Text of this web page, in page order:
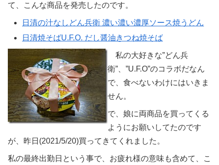
て、こんな商品を発売したのです。
日清の汁なしどん兵衛 濃い濃い濃厚ソース焼うどん
日清焼そばU.F.O. だし醤油きつね焼そば
私の大好きな”どん兵
衛”、”U.F.O”のコラボだなん
で、食べないわけにはいきま
せん。
で、娘に両商品を買ってくる
ようにお願いしてたのです
が、昨日(2021/5/20)買ってきてくれました。
私の最終出勤日という事で、お疲れ様の意味も含めて、こ